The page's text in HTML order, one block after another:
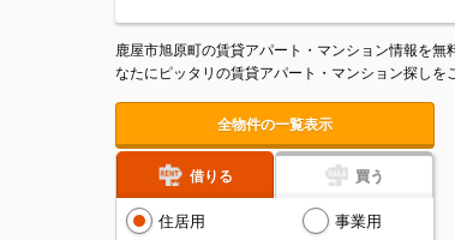
鹿屋市旭原町の賃貸アパート・マンション情報を
なたにピッタリの賃貸アパート・マンション探しを
全物件の一覧表示
借りる 買う
住居用
事業用